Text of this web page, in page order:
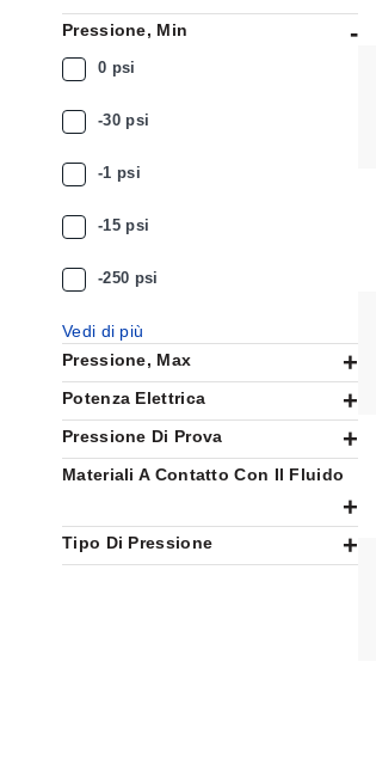
_
Pressione, Min
0 psi
-30 psi
-1 psi
-15 psi
-250 psi
Vedi di più
Pressione, Max
Potenza Elettrica
Pressione Di Prova
Materiali A Contatto Con Il Fluido
Tipo Di Pressione